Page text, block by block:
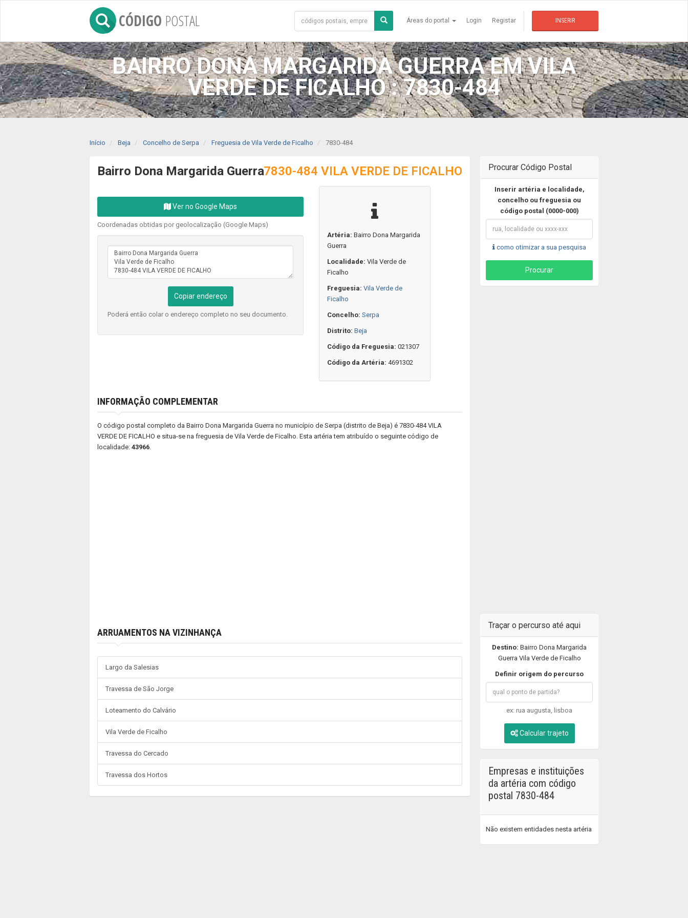
CÓDIGO POSTAL Áreas do portal Login Registar INSERIR
BAIRRO DONA MARGARIDA GUERRA EM VILA
VERDE DE FICALHO : 7830-484
Início Beja Concelho de Serpa Freguesia de Vila Verde de Ficalho 7830-484
Bairro Dona Margarida Guerra7830-484 VILA VERDE DE FICALHO
Ver no Google Maps
Coordenadas obtidas por geolocalização (Google Maps)
Copiar endereço
Poderá então colar o endereço completo no seu documento.
Artéria: Bairro Dona Margarida
Guerra
Localidade: Vila Verde de
Ficalho
Freguesia: Vila Verde de
Ficalho
Concelho: Serpa
Distrito: Beja
Código da Freguesia: 021307
Código da Artéria: 4691302
INFORMAÇÃO COMPLEMENTAR
O código postal completo da Bairro Dona Margarida Guerra no município de Serpa (distrito de Beja) é 7830-484 VILA
VERDE DE FICALHO e situa-se na freguesia de Vila Verde de Ficalho. Esta artéria tem atribuído o seguinte código de
localidade: 43966.
ARRUAMENTOS NA VIZINHANÇA
Largo da Salesias
Travessa de São Jorge
Loteamento do Calvário
Vila Verde de Ficalho
Travessa do Cercado
Travessa dos Hortos
Procurar Código Postal
Inserir artéria e localidade,
concelho ou freguesia ou
código postal (0000-000)
como otimizar a sua pesquisa
Traçar o percurso até aqui
Destino: Bairro Dona Margarida
Guerra Vila Verde de Ficalho
Definir origem do percurso
ex: rua augusta, lisboa
Calcular trajeto
Empresas e instituições
da artéria com código
postal 7830-484
Não existem entidades nesta artéria